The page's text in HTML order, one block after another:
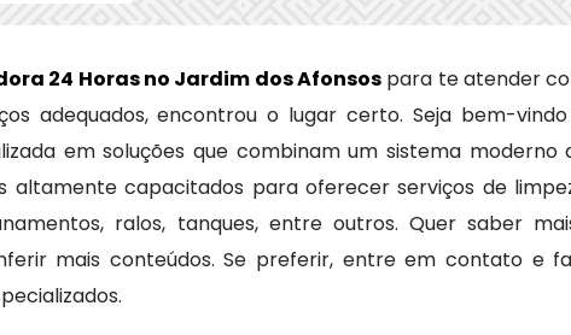
24 Horas no Jardim dos Afonsospara te atender
adequados, encontrou o lugar certo. Seja bem-
em soluções que combinam um sistema moderno
altamente capacitados para oferecer serviços de
ralos, tanques, entre outros. Quer saber
mais conteúdos. Se preferir, entre em contato e